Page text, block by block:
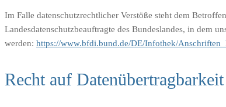
Im Falle datenschutzrechtlicher Verstöße steht dem
Landesdatenschutzbeauftragte des Bundeslandes, in dem
werden: https://www.bfdi.bund.de/DE/Infothek/
Recht auf Datenübertragbarkeit